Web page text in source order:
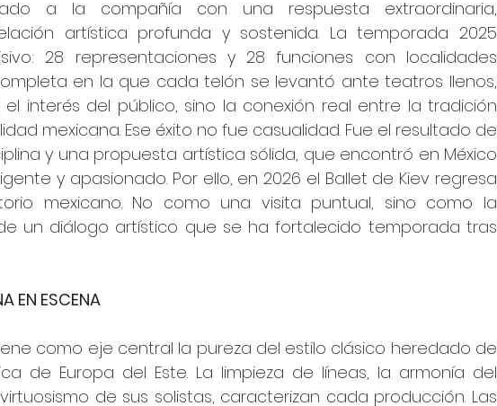
a la compañía con una respuesta extraordinaria,
artística profunda y sostenida. La temporada 2025
28 representaciones y 28 funciones con localidades
en la que cada telón se levantó ante teatros llenos,
interés del público, sino la conexión real entre la tradición
mexicana. Ese éxito no fue casualidad. Fue el resultado de
y una propuesta artística sólida, que encontró en México
y apasionado. Por ello, en 2026 el Ballet de Kiev regresa
mexicano. No como una visita puntual, sino como la
un diálogo artístico que se ha fortalecido temporada tras
EN ESCENA
como eje central la pureza del estilo clásico heredado de
de Europa del Este. La limpieza de líneas, la armonía del
de sus solistas, caracterizan cada producción. Las